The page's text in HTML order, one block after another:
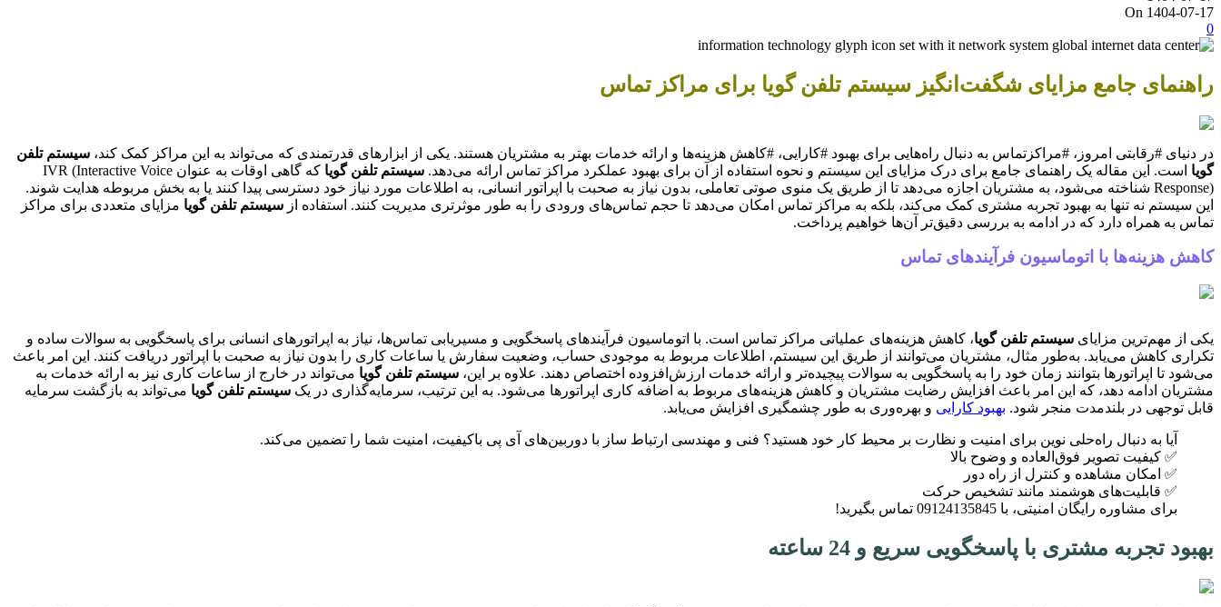
On 1404-07-17
0
راهنمای جامع مزایای شگفت‌انگیز سیستم تلفن گویا برای مراکز تماس
در دنیای #رقابتی امروز، #مراکزتماس به دنبال راه‌هایی برای بهبود #کارایی، #کاهش هزینه‌ها و ارائه خدمات بهتر به مشتریان هستند. یکی از ابزارهای قدرتمندی که می‌تواند به این مراکز کمک کند، سیستم تلفن
گویا است. این مقاله یک راهنمای جامع برای درک مزایای این سیستم و نحوه استفاده از آن برای بهبود عملکرد مراکز تماس ارائه می‌دهد. سیستم تلفن گویا
که گاهی اوقات به عنوان IVR (Interactive Voice
Response) شناخته می‌شود، به مشتریان اجازه می‌دهد تا از طریق یک منوی صوتی تعاملی، بدون نیاز به صحبت با اپراتور انسانی، به اطلاعات مورد نیاز خود دسترسی پیدا کنند یا به بخش مربوطه هدایت شوند.
این سیستم نه تنها به بهبود تجربه مشتری کمک می‌کند، بلکه به مراکز تماس امکان می‌دهد تا حجم تماس‌های ورودی را به طور موثرتری مدیریت کنند. استفاده از سیستم تلفن گویا مزایای متعددی برای مراکز
تماس به همراه دارد که در ادامه به بررسی دقیق‌تر آن‌ها خواهیم پرداخت.
کاهش هزینه‌ها با اتوماسیون فرآیندهای تماس
یکی از مهم‌ترین مزایای سیستم تلفن گویا، کاهش هزینه‌های عملیاتی مراکز تماس است. با اتوماسیون فرآیندهای پاسخگویی و مسیریابی تماس‌ها، نیاز به اپراتورهای انسانی برای پاسخگویی به سوالات ساده و
تکراری کاهش می‌یابد. به‌طور مثال، مشتریان می‌توانند از طریق این سیستم، اطلاعات مربوط به موجودی حساب، وضعیت سفارش یا ساعات کاری را بدون نیاز به صحبت با اپراتور دریافت کنند. این امر باعث
می‌شود تا اپراتورها بتوانند زمان خود را به پاسخگویی به سوالات پیچیده‌تر و ارائه خدمات ارزش‌افزوده اختصاص دهند. علاوه بر این، سیستم تلفن گویا می‌تواند در خارج از ساعات کاری نیز به ارائه خدمات به
مشتریان ادامه دهد، که این امر باعث افزایش رضایت مشتریان و کاهش هزینه‌های مربوط به اضافه کاری اپراتورها می‌شود. به این ترتیب، سرمایه‌گذاری در یک سیستم تلفن گویا می‌تواند به بازگشت سرمایه
قابل توجهی در بلندمدت منجر شود. بهبود کارایی و بهره‌وری به طور چشمگیری افزایش می‌یابد.
آیا به دنبال راه‌حلی نوین برای امنیت و نظارت بر محیط کار خود هستید؟ فنی و مهندسی ارتباط ساز با دوربین‌های آی پی باکیفیت، امنیت شما را تضمین می‌کند.
✅ کیفیت تصویر فوق‌العاده و وضوح بالا
✅ امکان مشاهده و کنترل از راه دور
✅ قابلیت‌های هوشمند مانند تشخیص حرکت
برای مشاوره رایگان امنیتی، با 09124135845 تماس بگیرید!
بهبود تجربه مشتری با پاسخگویی سریع و 24 ساعته